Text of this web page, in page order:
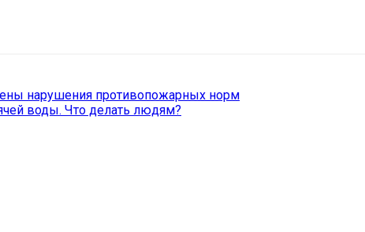
нарушения противопожарных норм
воды. Что делать людям?